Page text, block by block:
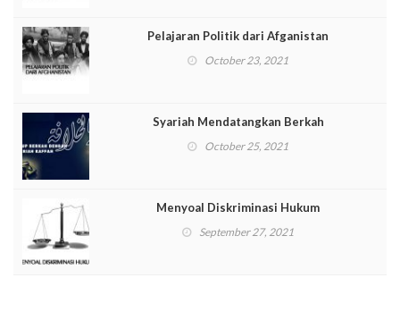
Pelajaran Politik dari Afganistan
October 23, 2021
Syariah Mendatangkan Berkah
October 25, 2021
Menyoal Diskriminasi Hukum
September 27, 2021